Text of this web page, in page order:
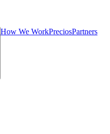
How We WorkPreciosPartners